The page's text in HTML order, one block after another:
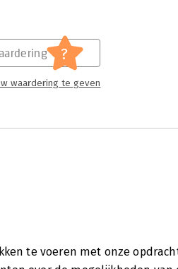
?
waardering te geven
te voeren met onze